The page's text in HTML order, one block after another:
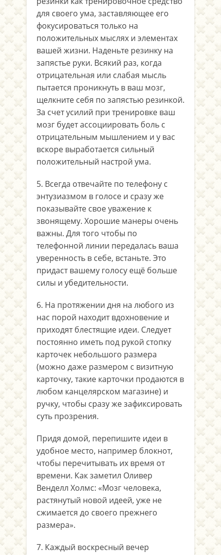
для своего ума, заставляющее его
фокусироваться только на
положительных мыслях и элементах
вашей жизни. Наденьте резинку на
запястье руки. Всякий раз, когда
отрицательная или слабая мысль
пытается проникнуть в ваш мозг,
щелкните себя по запястью резинкой.
За счет усилий при тренировке ваш
мозг будет ассоциировать боль с
отрицательным мышлением и у вас
вскоре выработается сильный
положительный настрой ума.
5. Всегда отвечайте по телефону с
энтузиазмом в голосе и сразу же
показывайте свое уважение к
звонящему. Хорошие манеры очень
важны. Для того чтобы по
телефонной линии передалась ваша
уверенность в себе, встаньте. Это
придаст вашему голосу ещё больше
силы и убедительности.
6. На протяжении дня на любого из
нас порой находит вдохновение и
приходят блестящие идеи. Следует
постоянно иметь под рукой стопку
карточек небольшого размера
(можно даже размером с визитную
карточку, такие карточки продаются в
любом канцелярском магазине) и
ручку, чтобы сразу же зафиксировать
суть прозрения.
Придя домой, перепишите идеи в
удобное место, например блокнот,
чтобы перечитывать их время от
времени. Как заметил Оливер
Венделл Холмс: «Мозг человека,
растянутый новой идеей, уже не
сжимается до своего прежнего
размера».
7. Каждый воскресный вечер